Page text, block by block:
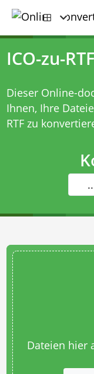
ICO-zu-
Dieser Online-
Ihnen, Ihre
RTF zu
Dateien hier